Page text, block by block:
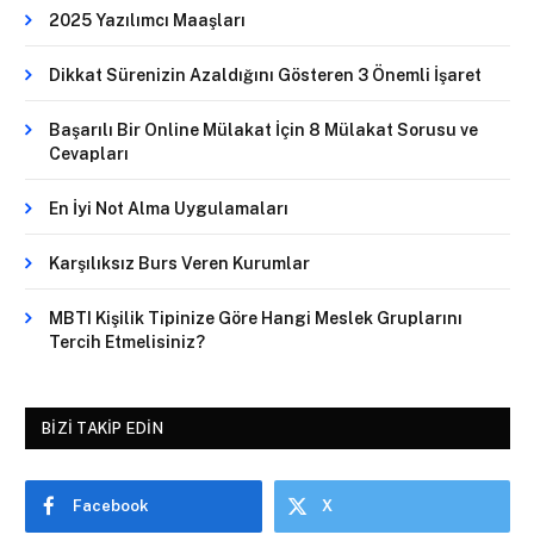
2025 Yazılımcı Maaşları
Dikkat Sürenizin Azaldığını Gösteren 3 Önemli İşaret
Başarılı Bir Online Mülakat İçin 8 Mülakat Sorusu ve
Cevapları
En İyi Not Alma Uygulamaları
Karşılıksız Burs Veren Kurumlar
MBTI Kişilik Tipinize Göre Hangi Meslek Gruplarını
Tercih Etmelisiniz?
BIZI TAKIP EDIN
Facebook X